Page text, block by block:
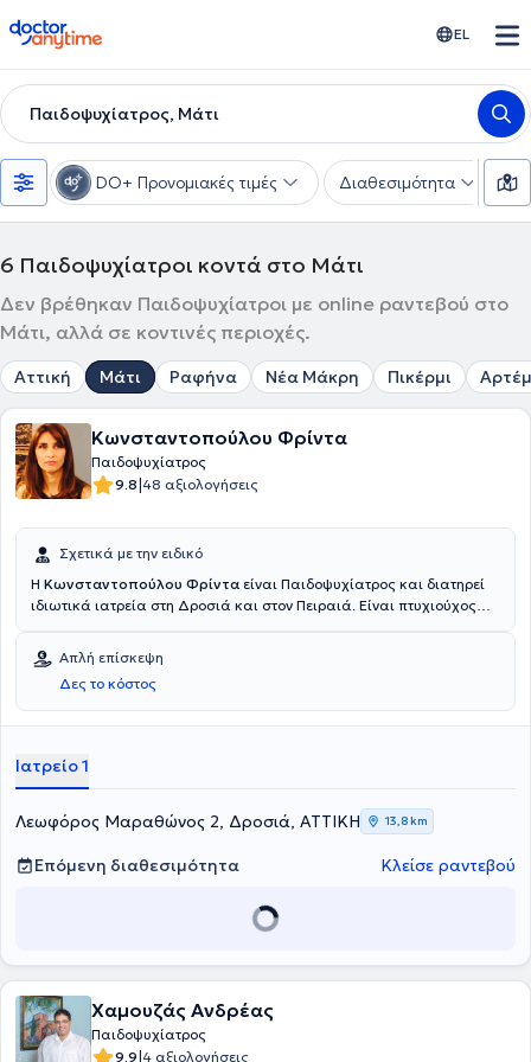
doctoranytime EL
Παιδοψυχίατρος, Μάτι
DO+ Προνομιακές τιμές Διαθεσιμότητα
6 Παιδοψυχίατροι κοντά στο Μάτι
Δεν βρέθηκαν Παιδοψυχίατροι με online ραντεβού στο
Μάτι, αλλά σε κοντινές περιοχές.
Αττική Μάτι Ραφήνα Νέα Μάκρη Πικέρμι
Κωνσταντοπούλου Φρίντα
Παιδοψυχίατρος
9.8|48 αξιολογήσεις
Σχετικά με την ειδικό
Η Κωνσταντοπούλου Φρίντα είναι Παιδοψυχίατρος και διατηρεί
ιδιωτικά ιατρεία στη Δροσιά και στον Πειραιά. Είναι πτυχιούχος
έχει εκπαιδευτεί στη συστημική και οικογενειακή θεραπεία στη
Μονάδα Οικογενειακής Θεραπείας του Ψυχιατρικού Νοσοκομείου
Αττικής. Επιπλέον, έχει εργαστεί στην Παιδοψυχιατρική Κλινική του
Γενικού Νοσοκομείου Πειραιά "Τζάνειο" και ασχολείται ιδιαίτερα με
παρέχει εξειδικευμένες υπηρεσίες και αντιμετωπίζει πλήθος
παθήσεων.
Απλή επίσκεψη
Δες το κόστος
Ιατρείο 1
Λεωφόρος Μαραθώνος 2, Δροσιά, ΑΤΤΙΚΗ 13,8 km
Επόμενη διαθεσιμότητα Κλείσε ραντεβού
Χαμουζάς Ανδρέας
Παιδοψυχίατρος
9.9|4 αξιολογήσεις